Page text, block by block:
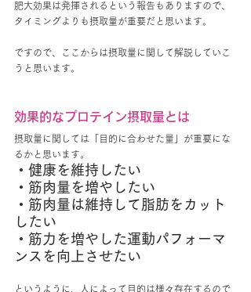
肥大効果は発揮されるという報告もありますので、
タイミングよりも摂取量が重要だと思います。
ですので、ここからは摂取量に関して解説していこ
うと思います。
効果的なプロテイン摂取量とは
摂取量に関しては「目的に合わせた量」が重要にな
るかと思います。
・健康を維持したい
・筋肉量を増やしたい
・筋肉量は維持して脂肪をカット
したい
・筋力を増やした運動パフォーマ
ンスを向上させたい
というように、人によって目的は様々存在するので